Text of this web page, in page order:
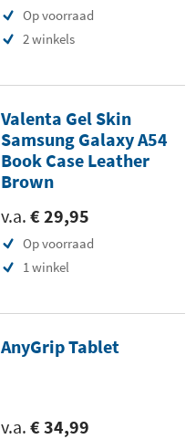
Op voorraad
2 winkels
Valenta Gel Skin
Samsung Galaxy A54
Book Case Leather
Brown
v.a. € 29,95
Op voorraad
1 winkel
AnyGrip Tablet
v.a. € 34,99